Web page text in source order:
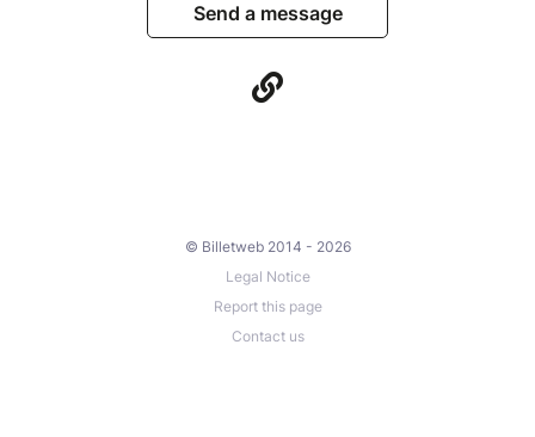
Send a message
© Billetweb 2014 - 2026
Legal Notice
Report this page
Contact us